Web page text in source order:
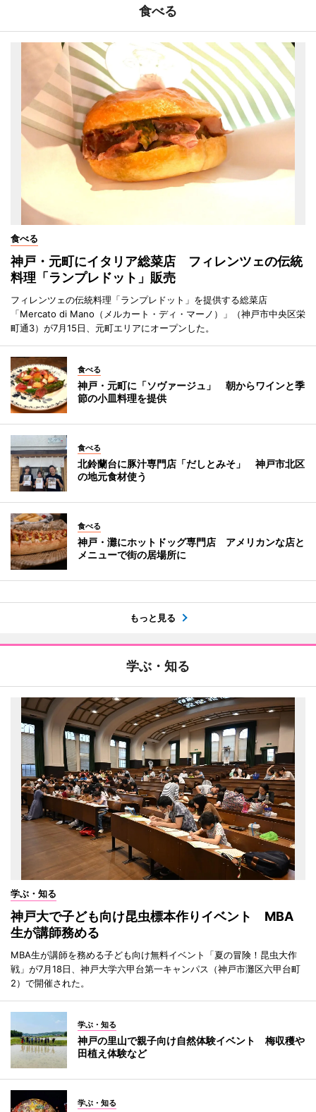
食べる
食べる
神戸・元町にイタリア総菜店 フィレンツェの伝統
料理「ランプレドット」販売
フィレンツェの伝統料理「ランプレドット」を提供する総菜店
「Mercato di Mano（メルカート・ディ・マーノ）」（神戸市中央区栄
町通3）が7月15日、元町エリアにオープンした。
食べる
神戸・元町に「ソヴァージュ」 朝からワインと季
節の小皿料理を提供
食べる
北鈴蘭台に豚汁専門店「だしとみそ」 神戸市北区
の地元食材使う
食べる
神戸・灘にホットドッグ専門店 アメリカンな店と
メニューで街の居場所に
もっと見る
学ぶ・知る
学ぶ・知る
神戸大で子ども向け昆虫標本作りイベント MBA
生が講師務める
MBA生が講師を務める子ども向け無料イベント「夏の冒険！昆虫大作
戦」が7月18日、神戸大学六甲台第一キャンパス（神戸市灘区六甲台町
2）で開催された。
学ぶ・知る
神戸の里山で親子向け自然体験イベント 梅収穫や
田植え体験など
学ぶ・知る